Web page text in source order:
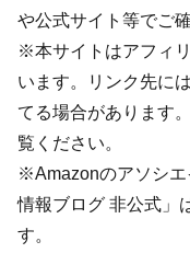
や公式サイト等でご
※本サイトはアフィ
います。リンク先に
てる場合があります
覧ください。
※Amazonのアソシエ
情報ブログ 非公式」
す。